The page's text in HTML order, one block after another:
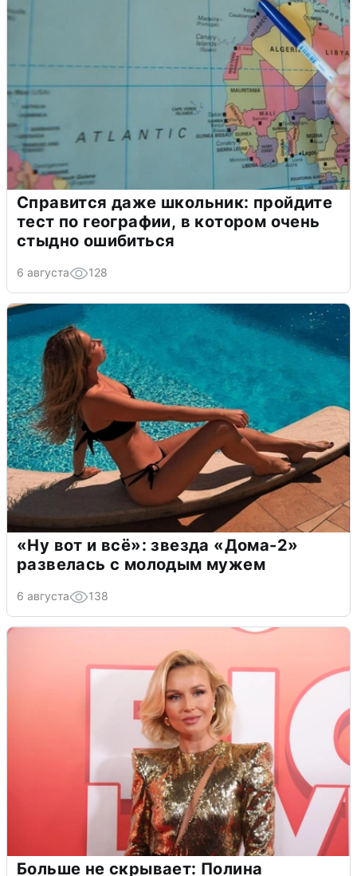
Справится даже школьник: пройдите
тест по географии, в котором очень
стыдно ошибиться
6 августа 128
«Ну вот и всё»: звезда «Дома-2»
развелась с молодым мужем
6 августа 138
Больше не скрывает: Полина